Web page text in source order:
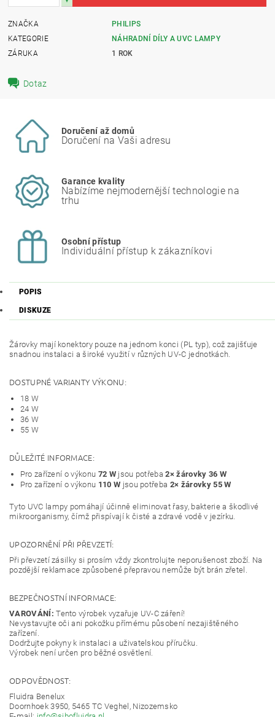
ZNAČKA
PHILIPS
KATEGORIE
NÁHRADNÍ DÍLY A UVC LAMPY
ZÁRUKA
1 ROK
Dotaz
Doručení až domů
Doručení na Vaši adresu
Garance kvality
Nabízíme nejmodernější technologie na
trhu
Osobní přístup
Individuální přístup k zákazníkovi
POPIS
DISKUZE
Žárovky mají konektory pouze na jednom konci (PL typ), což zajišťuje
snadnou instalaci a široké využití v různých UV-C jednotkách.
DOSTUPNÉ VARIANTY VÝKONU:
18 W
24 W
36 W
55 W
DŮLEŽITÉ INFORMACE:
Pro zařízení o výkonu 72 Wjsou potřeba2× žárovky 36 W
Pro zařízení o výkonu 110 W jsou potřeba 2× žárovky 55 W
Tyto UVC lampy pomáhají účinně eliminovat řasy, bakterie a škodlivé
mikroorganismy, čímž přispívají k čisté a zdravé vodě v jezírku.
UPOZORNĚNÍ PŘI PŘEVZETÍ:
Při převzetí zásilky si prosím vždy zkontrolujte neporušenost zboží. Na
pozdější reklamace způsobené přepravou nemůže být brán zřetel.
BEZPEČNOSTNÍ INFORMACE:
VAROVÁNÍ: Tento výrobek vyzařuje UV-C záření!
Nevystavujte oči ani pokožku přímému působení nezajištěného
zařízení.
Dodržujte pokyny k instalaci a uživatelskou příručku.
Výrobek není určen pro běžné osvětlení.
ODPOVĚDNOST:
Fluidra Benelux
Doornhoek 3950, 5465 TC Veghel, Nizozemsko